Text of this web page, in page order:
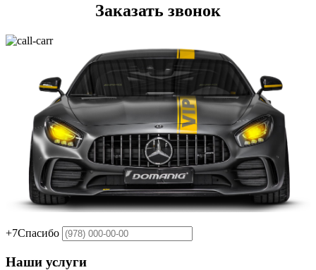
Заказать звонок
+7Спасибо
Наши услуги